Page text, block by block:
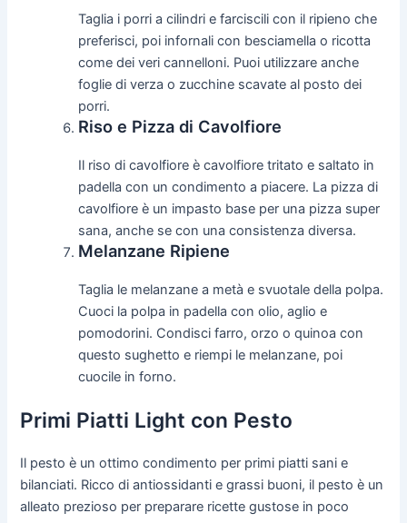
Taglia i porri a cilindri e farciscili con il ripieno che
preferisci, poi infornali con besciamella o ricotta
come dei veri cannelloni. Puoi utilizzare anche
foglie di verza o zucchine scavate al posto dei
porri.
Riso e Pizza di Cavolfiore
Il riso di cavolfiore è cavolfiore tritato e saltato in
padella con un condimento a piacere. La pizza di
cavolfiore è un impasto base per una pizza super
sana, anche se con una consistenza diversa.
Melanzane Ripiene
Taglia le melanzane a metà e svuotale della polpa.
Cuoci la polpa in padella con olio, aglio e
pomodorini. Condisci farro, orzo o quinoa con
questo sughetto e riempi le melanzane, poi
cuocile in forno.
Primi Piatti Light con Pesto
Il pesto è un ottimo condimento per primi piatti sani e
bilanciati. Ricco di antiossidanti e grassi buoni, il pesto è un
alleato prezioso per preparare ricette gustose in poco